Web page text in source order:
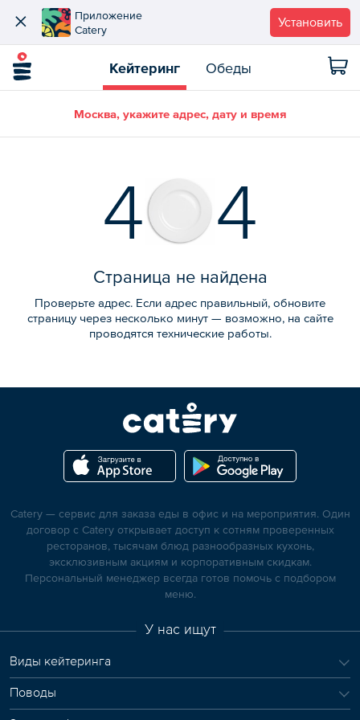
Приложение
Catery
Установить
Кейтеринг Обеды
Москва, укажите адрес, дату и время
4 4
Страница не найдена
Проверьте адрес. Если адрес правильный, обновите
страницу через несколько минут — возможно, на сайте
проводятся технические работы.
Catery — сервис для заказа еды в офис и на мероприятия. Один
договор с Catery открывает доступ к сотням проверенных
ресторанов, тысячам блюд разнообразных кухонь,
эксклюзивным акциям и корпоративным скидкам.
Персональный менеджер всегда готов помочь с подбором
меню.
У нас ищут
Виды кейтеринга
Поводы